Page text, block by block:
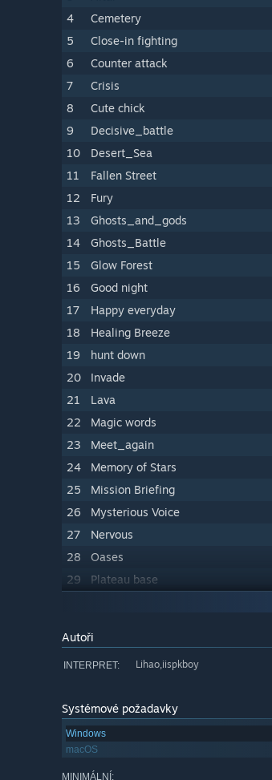
4
Cemetery
5
Close-in fighting
6
Counter attack
7
Crisis
8
Cute chick
9
Decisive_battle
10
Desert_Sea
11
Fallen Street
12
Fury
13
Ghosts_and_gods
14
Ghosts_Battle
15
Glow Forest
16
Good night
17
Happy everyday
18
Healing Breeze
19
hunt down
20
Invade
21
Lava
22
Magic words
23
Meet_again
24
Memory of Stars
25
Mission Briefing
26
Mysterious Voice
27
Nervous
28
Oases
29
Plateau base
32
Snowy_mountain
33
Sorrowful
35
Tea time
36
The dancing warden
Autoři
INTERPRET: Lihao,iispkboy
Systémové požadavky
Windows
macOS
MINIMÁLNÍ: